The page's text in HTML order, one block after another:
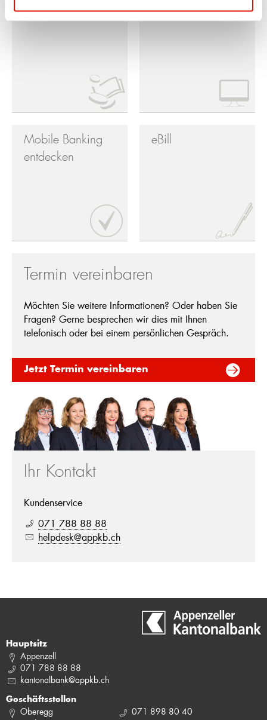
Konditionen E-Output
Mobile Banking
entdecken
eBill
Termin vereinbaren
Möchten Sie weitere Informationen? Oder haben Sie
Fragen? Gerne besprechen wir dies mit Ihnen
telefonisch oder bei einem persönlichen Gespräch.
Jetzt Termin vereinbaren
Ihr Kontakt
Kundenservice
071 788 88 88
helpdesk@appkb.ch
Hauptsitz
Appenzell
071 788 88 88
kantonalbank@appkb.ch
Geschäftsstellen
Oberegg
071 898 80 40